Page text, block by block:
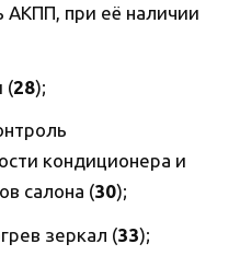
АКПП, при её наличии
(28);
кондиционера и
салона (30);
зеркал (33);